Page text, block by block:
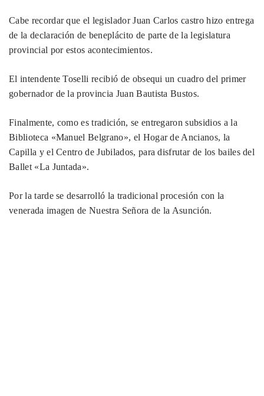
Cabe recordar que el legislador Juan Carlos castro hizo entrega
de la declaración de beneplácito de parte de la legislatura
provincial por estos acontecimientos.
El intendente Toselli recibió de obsequi un cuadro del primer
gobernador de la provincia Juan Bautista Bustos.
Finalmente, como es tradición, se entregaron subsidios a la
Biblioteca «Manuel Belgrano», el Hogar de Ancianos, la
Capilla y el Centro de Jubilados, para disfrutar de los bailes del
Ballet «La Juntada».
Por la tarde se desarrolló la tradicional procesión con la
venerada imagen de Nuestra Señora de la Asunción.